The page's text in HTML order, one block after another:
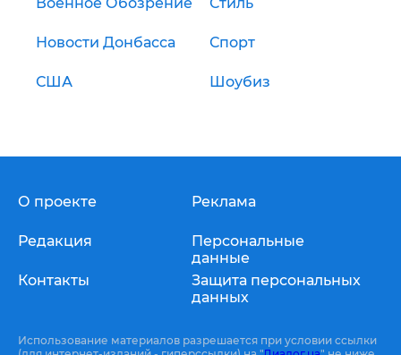
Военное Обозрение Стиль
Новости Донбасса Спорт
США Шоубиз
О проекте
Редакция
Контакты
Реклама
Персональные
данные
Защита персональных
данных
Использование материалов разрешается при условии ссылки